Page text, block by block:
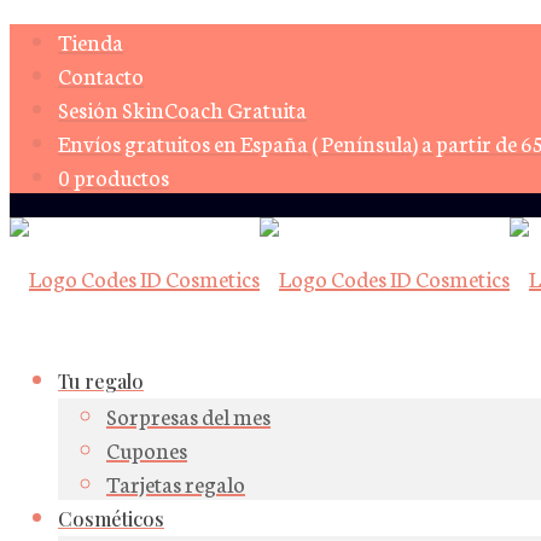
Tienda
Contacto
Sesión SkinCoach Gratuita
Envíos gratuitos en España ( Península) a partir de
0 productos
Tu regalo
Sorpresas del mes
Cupones
Tarjetas regalo
Cosméticos